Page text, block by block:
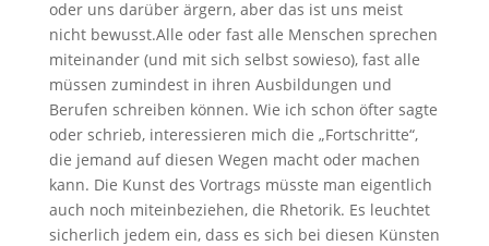
oder uns darüber ärgern, aber das ist uns meist
nicht bewusst.Alle oder fast alle Menschen sprechen
miteinander (und mit sich selbst sowieso), fast alle
müssen zumindest in ihren Ausbildungen und
Berufen schreiben können. Wie ich schon öfter sagte
oder schrieb, interessieren mich die „Fortschritte“,
die jemand auf diesen Wegen macht oder machen
kann. Die Kunst des Vortrags müsste man eigentlich
auch noch miteinbeziehen, die Rhetorik. Es leuchtet
sicherlich jedem ein, dass es sich bei diesen Künsten